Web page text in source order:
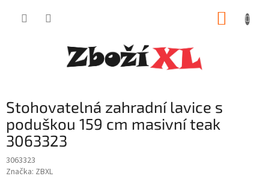
Stohovatelná zahradní lavice s
poduškou 159 cm masivní teak
3063323
3063323
Značka: ZBXL